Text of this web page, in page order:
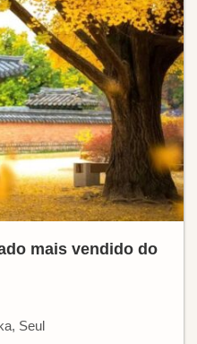
mais vendido do
Seul